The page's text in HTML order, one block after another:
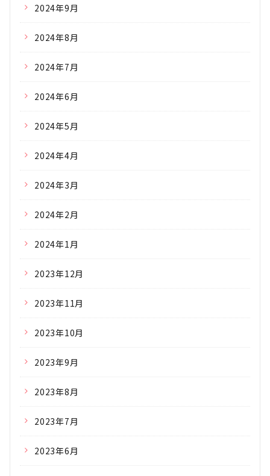
2024年9月
2024年8月
2024年7月
2024年6月
2024年5月
2024年4月
2024年3月
2024年2月
2024年1月
2023年12月
2023年11月
2023年10月
2023年9月
2023年8月
2023年7月
2023年6月